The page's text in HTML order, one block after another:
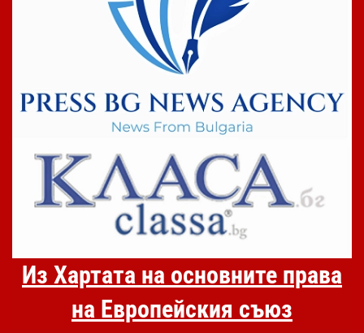
Из Хартата на основните права
на Европейския съюз